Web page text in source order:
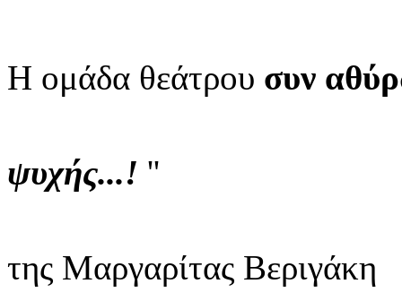
Η ομάδα θεάτρου συν
ψυχής...! ''
της Μαργαρίτας Βεριγάκη